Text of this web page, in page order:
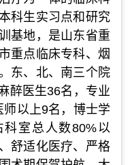
科生实习点和研究
基地，是山东省重
重点临床专科、 烟
东、北、南三个院
醉医生36名，专业
以上9名，博士学
室总人数80%以
舒适化医疗、严格